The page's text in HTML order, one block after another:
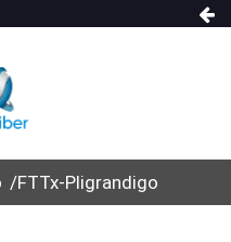
FTTx-Pligrandigo